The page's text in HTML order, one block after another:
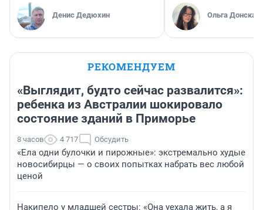
Денис Дедюхин Ольга Донская
РЕКОМЕНДУЕМ
«Выглядит, будто сейчас развалится»:
ребенка из Австралии шокировало
состояние зданий в Приморье
8 часов 4 717 Обсудить
«Ела одни булочки и пирожные»: экстремально худые
новосибирцы — о своих попытках набрать вес любой
ценой
Накипело у младшей сестры: «Она уехала жить, а я